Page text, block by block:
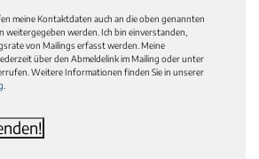
meine Kontaktdaten auch an die oben genannten
weitergegeben werden. Ich bin einverstanden,
von Mailings erfasst werden. Meine
über den Abmeldelink im Mailing oder unter
Weitere Informationen finden Sie in unserer